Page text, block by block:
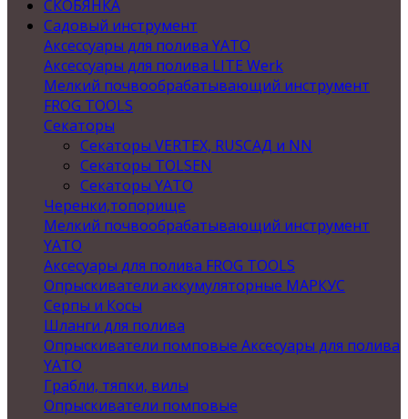
СКОБЯНКА
Садовый инструмент
Аксессуары для полива YATO
Аксессуары для полива LITE Werk
Мелкий почвообрабатывающий инструмент
FROG TOOLS
Секаторы
Секаторы VERTEX, RUSСАД и NN
Секаторы TOLSEN
Секаторы YATO
Черенки,топорище
Мелкий почвообрабатывающий инструмент
YATO
Аксесуары для полива FROG TOOLS
Опрыскиватели аккумуляторные МАРКУС
Серпы и Косы
Шланги для полива
Опрыскиватели помповые Аксесуары для полива
YATO
Грабли, тяпки, вилы
Опрыскиватели помповые